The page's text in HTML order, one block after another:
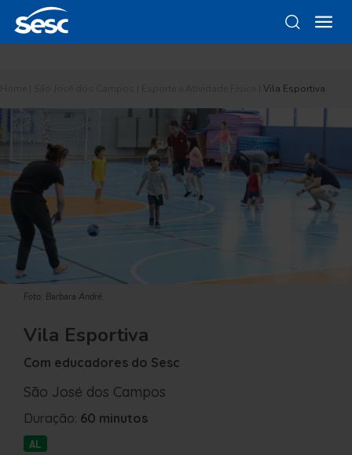
Vila Esportiva
Foto: Barbara André.
Vila Esportiva
Com educadores do Sesc
São José dos Campos
Duração: 60 minutos
AL